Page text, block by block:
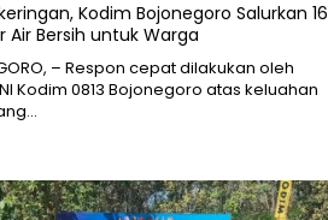
Kodim Bojonegoro Salurkan 16
Air Bersih untuk Warga
– Respon cepat dilakukan oleh
Kodim 0813 Bojonegoro atas keluahan